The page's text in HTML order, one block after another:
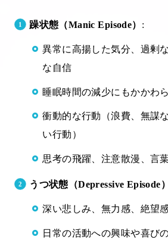
躁状態（Manic Episode） :
異常に高揚した気分、過剰
な自信
睡眠時間の減少にもかかわ
衝動的な行動（浪費、無謀
い行動）
思考の飛躍、注意散漫、言
うつ状態（Depressive Episode）
深い悲しみ、無力感、絶望
日常の活動への興味や喜び